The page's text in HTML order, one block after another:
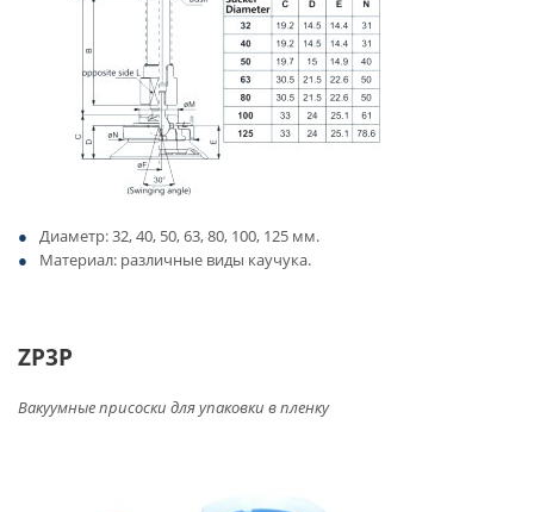
Диаметр: 32, 40, 50, 63, 80, 100, 125 мм.
Материал: различные виды каучука.
ZP3P
Вакуумные присоски для упаковки в пленку